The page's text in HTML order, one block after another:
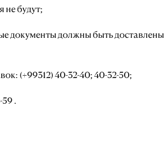
не будут;
документы должны быть
(+99312) 40-32-40; 40-32-50;
.